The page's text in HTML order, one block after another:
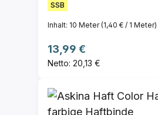
SSB
Inhalt: 10 Meter(1,40 € / 1 Meter)
Regulärer Preis:
13,99 €
Netto: 20,13 €